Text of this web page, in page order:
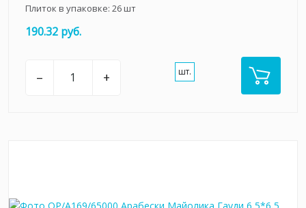
Плиток в упаковке: 26шт
190.32 руб.
– + шт.